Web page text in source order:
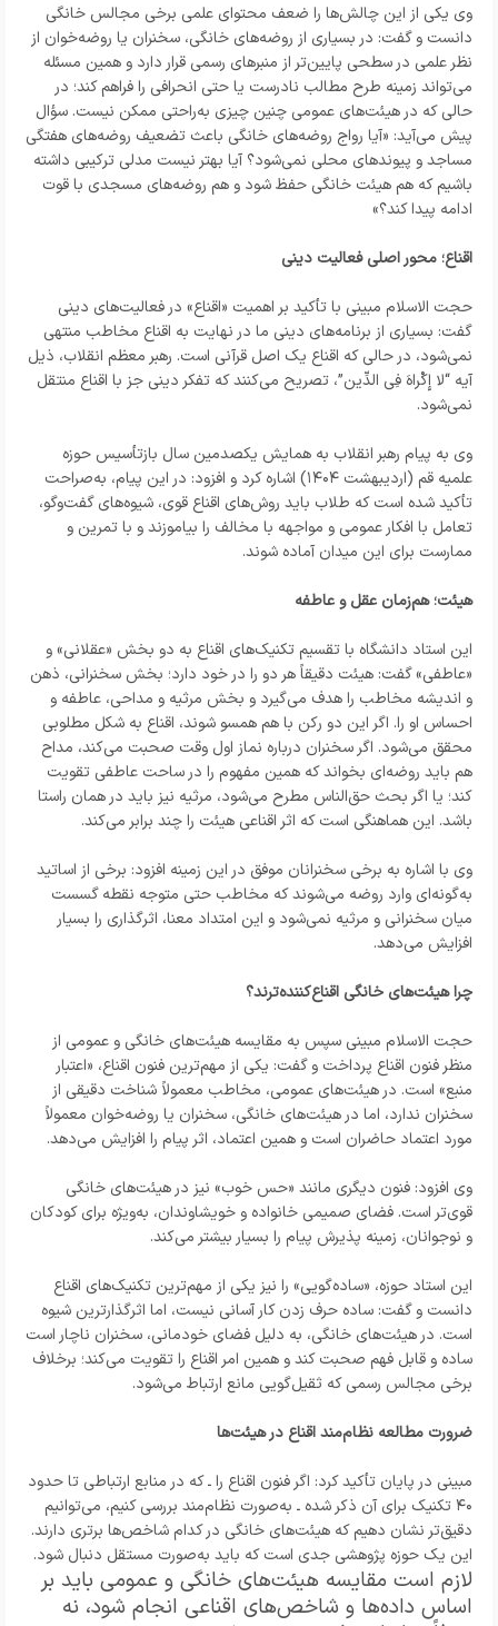
وی یکی از این چالش‌ها را ضعف محتوای علمی برخی مجالس خانگی
دانست و گفت: در بسیاری از روضه‌های خانگی، سخنران یا روضه‌خوان از
نظر علمی در سطحی پایین‌تر از منبرهای رسمی قرار دارد و همین مسئله
می‌تواند زمینه طرح مطالب نادرست یا حتی انحرافی را فراهم کند؛ در
حالی که در هیئت‌های عمومی چنین چیزی به‌راحتی ممکن نیست. سؤال
پیش می‌آید: «آیا رواج روضه‌های خانگی باعث تضعیف روضه‌های هفتگی
مساجد و پیوندهای محلی نمی‌شود؟ آیا بهتر نیست مدلی ترکیبی داشته
باشیم که هم هیئت خانگی حفظ شود و هم روضه‌های مسجدی با قوت
ادامه پیدا کند؟»
اقناع؛ محور اصلی فعالیت دینی
حجت الاسلام مبینی با تأکید بر اهمیت «اقناع» در فعالیت‌های دینی
گفت: بسیاری از برنامه‌های دینی ما در نهایت به اقناع مخاطب منتهی
نمی‌شود، در حالی که اقناع یک اصل قرآنی است. رهبر معظم انقلاب، ذیل
آیه “لا إِکْراهَ فِی الدِّین”، تصریح می‌کنند که تفکر دینی جز با اقناع منتقل
نمی‌شود.
وی به پیام رهبر انقلاب به همایش یکصدمین سال بازتأسیس حوزه
علمیه قم (اردیبهشت ۱۴۰۴) اشاره کرد و افزود: در این پیام، به‌صراحت
تأکید شده است که طلاب باید روش‌های اقناع قوی، شیوه‌های گفت‌وگو،
تعامل با افکار عمومی و مواجهه با مخالف را بیاموزند و با تمرین و
ممارست برای این میدان آماده شوند.
هیئت؛ هم‌زمان عقل و عاطفه
این استاد دانشگاه با تقسیم تکنیک‌های اقناع به دو بخش «عقلانی» و
«عاطفی» گفت: هیئت دقیقاً هر دو را در خود دارد؛ بخش سخنرانی، ذهن
و اندیشه مخاطب را هدف می‌گیرد و بخش مرثیه و مداحی، عاطفه و
احساس او را. اگر این دو رکن با هم همسو شوند، اقناع به شکل مطلوبی
محقق می‌شود. اگر سخنران درباره نماز اول وقت صحبت می‌کند، مداح
هم باید روضه‌ای بخواند که همین مفهوم را در ساحت عاطفی تقویت
کند؛ یا اگر بحث حق‌الناس مطرح می‌شود، مرثیه نیز باید در همان راستا
باشد. این هماهنگی است که اثر اقناعی هیئت را چند برابر می‌کند.
وی با اشاره به برخی سخنرانان موفق در این زمینه افزود: برخی از اساتید
به‌گونه‌ای وارد روضه می‌شوند که مخاطب حتی متوجه نقطه گسست
میان سخنرانی و مرثیه نمی‌شود و این امتداد معنا، اثرگذاری را بسیار
افزایش می‌دهد.
چرا هیئت‌های خانگی اقناع‌کننده‌ترند؟
حجت الاسلام مبینی سپس به مقایسه هیئت‌های خانگی و عمومی از
منظر فنون اقناع پرداخت و گفت: یکی از مهم‌ترین فنون اقناع، «اعتبار
منبع» است. در هیئت‌های عمومی، مخاطب معمولاً شناخت دقیقی از
سخنران ندارد، اما در هیئت‌های خانگی، سخنران یا روضه‌خوان معمولاً
مورد اعتماد حاضران است و همین اعتماد، اثر پیام را افزایش می‌دهد.
وی افزود: فنون دیگری مانند «حس خوب» نیز در هیئت‌های خانگی
قوی‌تر است. فضای صمیمی خانواده و خویشاوندان، به‌ویژه برای کودکان
و نوجوانان، زمینه پذیرش پیام را بسیار بیشتر می‌کند.
این استاد حوزه، «ساده‌گویی» را نیز یکی از مهم‌ترین تکنیک‌های اقناع
دانست و گفت: ساده حرف زدن کار آسانی نیست، اما اثرگذارترین شیوه
است. در هیئت‌های خانگی، به دلیل فضای خودمانی، سخنران ناچار است
ساده و قابل فهم صحبت کند و همین امر اقناع را تقویت می‌کند؛ برخلاف
برخی مجالس رسمی که ثقیل‌گویی مانع ارتباط می‌شود.
ضرورت مطالعه نظام‌مند اقناع در هیئت‌ها
مبینی در پایان تأکید کرد: اگر فنون اقناع را ـ که در منابع ارتباطی تا حدود
۴۰ تکنیک برای آن ذکر شده ـ به‌صورت نظام‌مند بررسی کنیم، می‌توانیم
دقیق‌تر نشان دهیم که هیئت‌های خانگی در کدام شاخص‌ها برتری دارند.
این یک حوزه پژوهشی جدی است که باید به‌صورت مستقل دنبال شود.
لازم است مقایسه هیئت‌های خانگی و عمومی باید بر
اساس داده‌ها و شاخص‌های اقناعی انجام شود، نه